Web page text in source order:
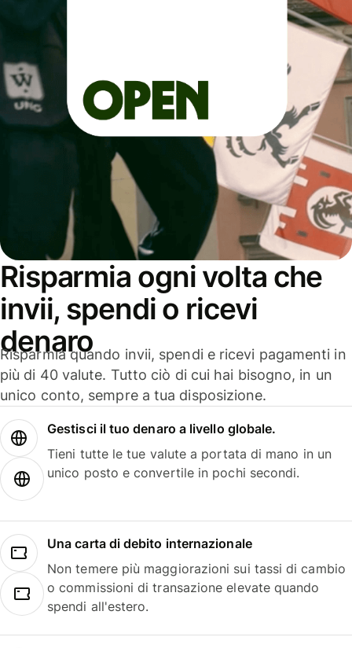
Risparmia ogni volta che
invii, spendi o ricevi
denaro
Risparmia quando invii, spendi e ricevi pagamenti in
più di 40 valute. Tutto ciò di cui hai bisogno, in un
unico conto, sempre a tua disposizione.
Gestisci il tuo denaro a livello globale.
Tieni tutte le tue valute a portata di mano in un
unico posto e convertile in pochi secondi.
Una carta di debito internazionale
Non temere più maggiorazioni sui tassi di cambio
o commissioni di transazione elevate quando
spendi all'estero.